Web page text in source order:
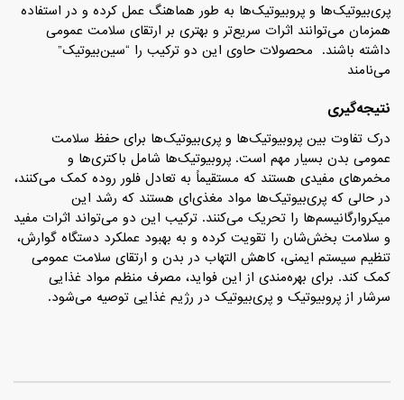
پری‌بیوتیک‌ها و پروبیوتیک‌ها به طور هماهنگ عمل کرده و در استفاده
همزمان می‌توانند اثرات سریع‌تر و بهتری بر ارتقای سلامت عمومی
داشته باشند. محصولات حاوی این دو ترکیب را “سین‌بیوتیک”
می‌نامند
نتیجه‌گیری
درک تفاوت بین پروبیوتیک‌ها و پری‌بیوتیک‌ها برای حفظ سلامت
عمومی بدن بسیار مهم است. پروبیوتیک‌ها شامل باکتری‌ها و
مخمرهای مفیدی هستند که مستقیماً به تعادل فلور روده کمک می‌کنند،
در حالی که پری‌بیوتیک‌ها مواد مغذی‌ای هستند که رشد این
میکروارگانیسم‌ها را تحریک می‌کنند. ترکیب این دو می‌تواند اثرات مفید
و سلامت بخش‌شان را تقویت کرده و به بهبود عملکرد دستگاه گوارش،
تنظیم سیستم ایمنی، کاهش التهاب در بدن و ارتقای سلامت عمومی
کمک کند. برای بهره‌مندی از این فواید، مصرف منظم مواد غذایی
سرشار از پروبیوتیک و پری‌بیوتیک در رژیم غذایی توصیه می‌شود.